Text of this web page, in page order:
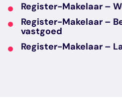
Register-Makelaar –
Register-Makelaar –
vastgoed
Register-Makelaar –